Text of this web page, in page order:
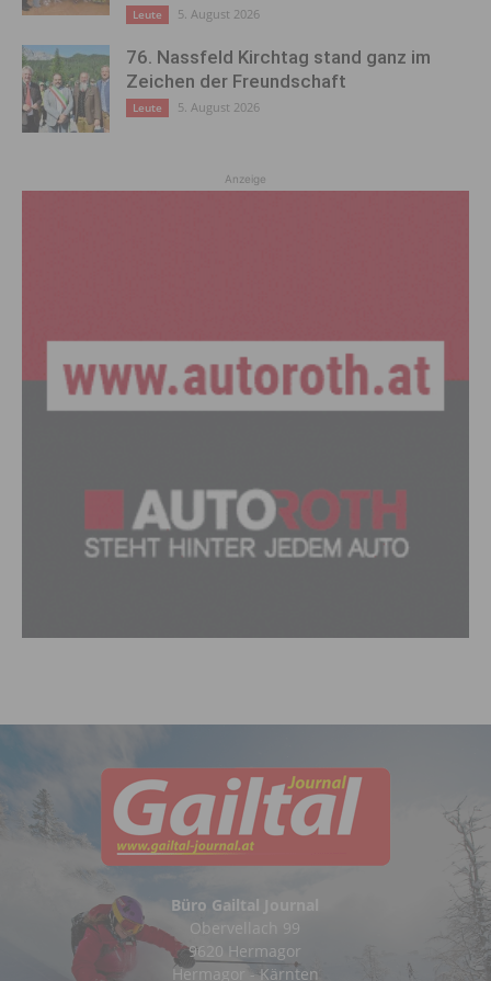
Leute 5. August 2026
76. Nassfeld Kirchtag stand ganz im
Zeichen der Freundschaft
Leute 5. August 2026
Anzeige
Büro Gailtal Journal
Obervellach 99
9620 Hermagor
Hermagor - Kärnten